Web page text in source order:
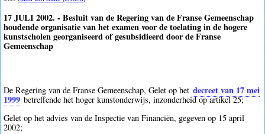
17 JULI 2002. - Besluit van de Regering van de Franse Gemeenschap
houdende organisatie van het examen voor de toelating in de hogere
kunstscholen georganiseerd of gesubsidieerd door de Franse
Gemeenschap
De Regering van de Franse Gemeenschap, Gelet op het decreet van 17 mei
1999 betreffende het hoger kunstonderwijs, inzonderheid op artikel 25;
Gelet op het advies van de Inspectie van Financiën, gegeven op 15 april
2002;